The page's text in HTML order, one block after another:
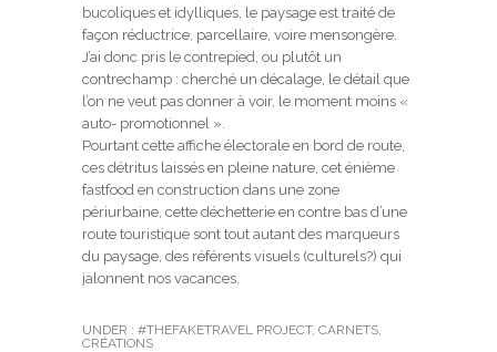
bucoliques et idylliques, le paysage est traité de
façon réductrice, parcellaire, voire mensongère.
J’ai donc pris le contrepied, ou plutôt un
contrechamp : cherché un décalage, le détail que
l’on ne veut pas donner à voir, le moment moins «
auto- promotionnel ».
Pourtant cette affiche électorale en bord de route,
ces détritus laissés en pleine nature, cet énième
fastfood en construction dans une zone
périurbaine, cette déchetterie en contre bas d’une
route touristique sont tout autant des marqueurs
du paysage, des référents visuels (culturels?) qui
jalonnent nos vacances.
UNDER : #THEFAKETRAVEL PROJECT, CARNETS,
CRÉATIONS